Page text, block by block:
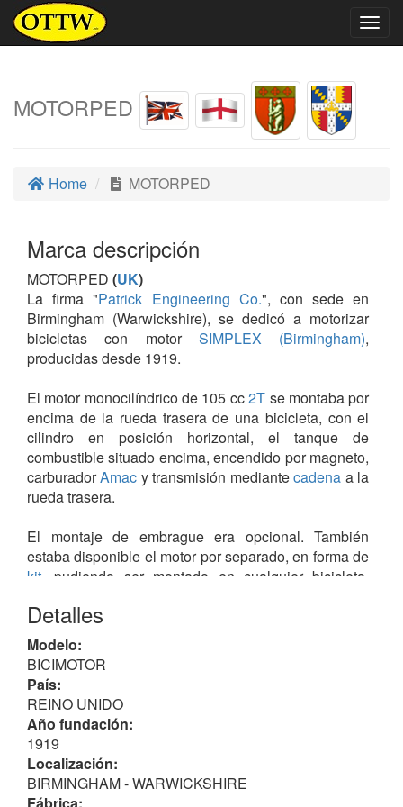
MOTORPED
Home MOTORPED
Marca descripción
MOTORPED (UK)
La firma "Patrick Engineering Co.", con sede en
Birmingham (Warwickshire), se dedicó a motorizar
bicicletas con motorSIMPLEX (Birmingham),
producidas desde 1919.
El motor monocilíndrico de 105 cc2T se montaba por
encima de la rueda trasera de una bicicleta, con el
cilindro en posición horizontal, el tanque de
combustible situado encima, encendido por magneto,
carburadorAmac y transmisión mediantecadena a la
rueda trasera.
El montaje de embrague era opcional. También
estaba disponible el motor por separado, en forma de
kit , pudiendo ser montado en cualquier bicicleta,
bastidor abierto.
La producción cesó en 1922.
Detalles
Modelo:
BICIMOTOR
País:
REINO UNIDO
Año fundación:
1919
Localización:
BIRMINGHAM - WARWICKSHIRE